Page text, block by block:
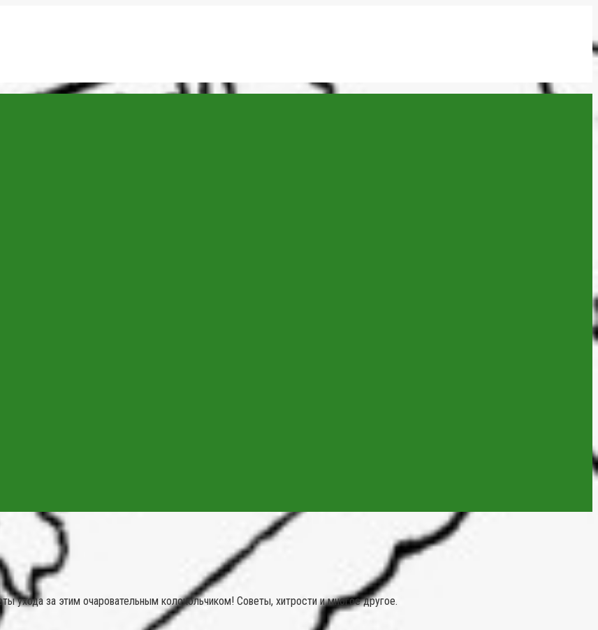
ухода за этим очаровательным колокольчиком! Советы, хитрости и многое другое.